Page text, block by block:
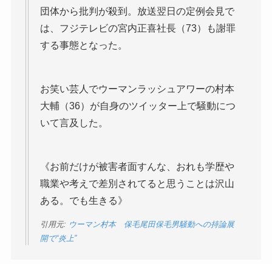
団体から批判が殺到。放送翌日の定例会見で
は、フジテレビの宮内正喜社長（73）も謝罪
する事態となった。
お笑い芸人でウーマンラッシュアワーの村本
大輔（36）が自身のツイッター上で騒動につ
いて言及した。
《お前だけが被害者面すんな、おれも学歴や
職業や考えで差別されてると思うことは沢山
ある。でも生きる》
引用元: ウーマン村本 保毛尾田保毛男騒動への持論展
開で“炎上”